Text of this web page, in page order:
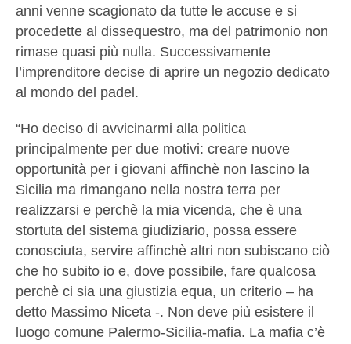
anni venne scagionato da tutte le accuse e si
procedette al dissequestro, ma del patrimonio non
rimase quasi più nulla. Successivamente
l’imprenditore decise di aprire un negozio dedicato
al mondo del padel.
“Ho deciso di avvicinarmi alla politica
principalmente per due motivi: creare nuove
opportunità per i giovani affinchè non lascino la
Sicilia ma rimangano nella nostra terra per
realizzarsi e perchè la mia vicenda, che è una
stortuta del sistema giudiziario, possa essere
conosciuta, servire affinchè altri non subiscano ciò
che ho subito io e, dove possibile, fare qualcosa
perchè ci sia una giustizia equa, un criterio – ha
detto Massimo Niceta -. Non deve più esistere il
luogo comune Palermo-Sicilia-mafia. La mafia c’è